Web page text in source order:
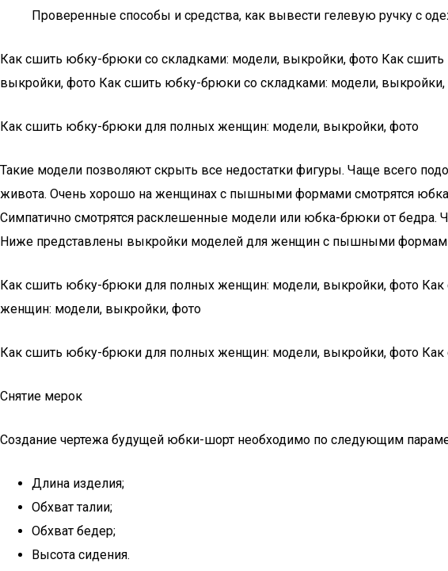
Проверенные способы и средства, как вывести гелевую ручку с
Как сшить юбку-брюки со складками: модели, выкройки, фото Как
выкройки, фото Как сшить юбку-брюки со складками: модели, выкройки,
Как сшить юбку-брюки для полных женщин: модели, выкройки, фото
Такие модели позволяют скрыть все недостатки фигуры. Чаще всего
живота. Очень хорошо на женщинах с пышными формами смотрятся юбка-
Симпатично смотрятся расклешенные модели или юбка-брюки от бедра.
Ниже представлены выкройки моделей для женщин с пышными
Как сшить юбку-брюки для полных женщин: модели, выкройки, фото
женщин: модели, выкройки, фото
Как сшить юбку-брюки для полных женщин: модели, выкройки, фото
Снятие мерок
Создание чертежа будущей юбки-шорт необходимо по следующим
Длина изделия;
Обхват талии;
Обхват бедер;
Высота сидения.